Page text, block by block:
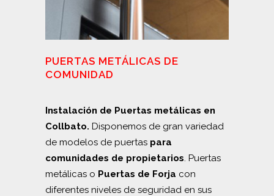
PUERTAS METÁLICAS DE
COMUNIDAD
Instalación de Puertas metálicas en
Collbato. Disponemos de gran variedad
de modelos de puertas para
comunidades de propietarios. Puertas
metálicas o Puertas de Forja con
diferentes niveles de seguridad en sus